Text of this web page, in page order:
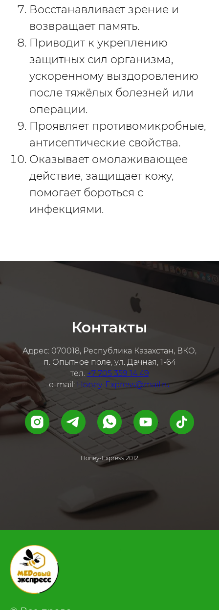
Восстанавливает зрение и
возвращает память.
Приводит к укреплению
защитных сил организма,
ускоренному выздоровлению
после тяжёлых болезней или
операции.
Проявляет противомикробные,
антисептические свойства.
Оказывает омолаживающее
действие, защищает кожу,
помогает бороться с
инфекциями.
Контакты
Адрес: 070018, Республика Казахстан, ВКО,
п. Опытное поле, ул. Дачная, 1-64
тел. +7 705 359 14 49
e-mail: Honey-Express@mail.ru
Honey-Express 2012